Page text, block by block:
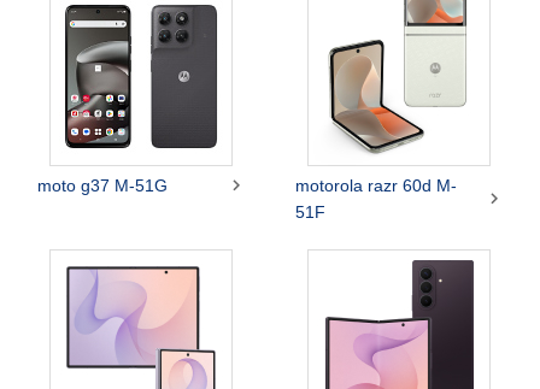
moto g37 M-51G 
motorola razr 60d M-
51F
